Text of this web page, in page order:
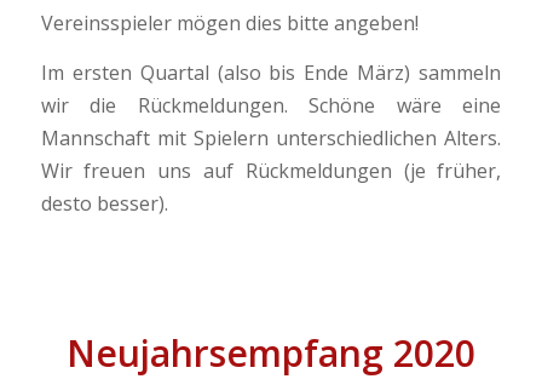
Vereinsspieler mögen dies bitte angeben!
Im ersten Quartal (also bis Ende März) sammeln
wir die Rückmeldungen. Schöne wäre eine
Mannschaft mit Spielern unterschiedlichen Alters.
Wir freuen uns auf Rückmeldungen (je früher,
desto besser).
Neujahrsempfang 2020